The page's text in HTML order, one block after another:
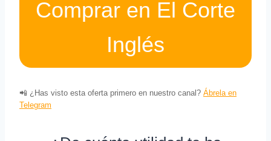
Comprar en El Corte
Inglés
📲 ¿Has visto esta oferta primero en nuestro canal? Ábrela en
Telegram